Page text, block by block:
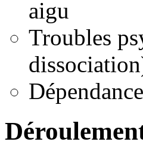
aigu
Troubles